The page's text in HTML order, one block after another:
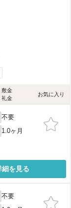
敷金
礼金
お気に入り
不要
1.0ヶ月
細を見る
不要